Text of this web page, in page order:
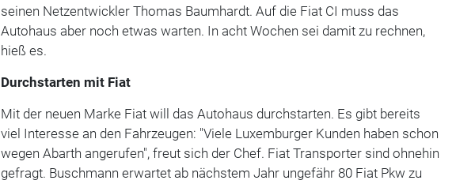
seinen Netzentwickler Thomas Baumhardt. Auf die Fiat CI muss das
Autohaus aber noch etwas warten. In acht Wochen sei damit zu rechnen,
hieß es.
Durchstarten mit Fiat
Mit der neuen Marke Fiat will das Autohaus durchstarten. Es gibt bereits
viel Interesse an den Fahrzeugen: "Viele Luxemburger Kunden haben schon
wegen Abarth angerufen", freut sich der Chef. Fiat Transporter sind ohnehin
gefragt. Buschmann erwartet ab nächstem Jahr ungefähr 80 Fiat Pkw zu